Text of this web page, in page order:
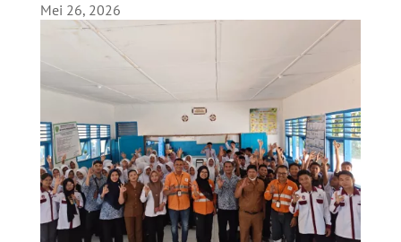
Mei 26, 2026